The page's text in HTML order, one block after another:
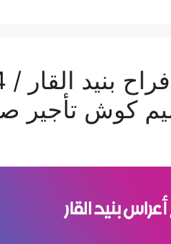
كوش تأجير